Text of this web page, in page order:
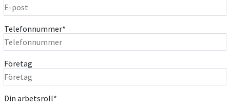
Telefonnummer*
Företag
Din arbetsroll*